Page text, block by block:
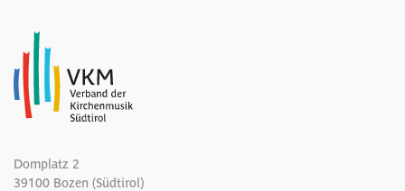
Domplatz 2
39100 Bozen (Südtirol)